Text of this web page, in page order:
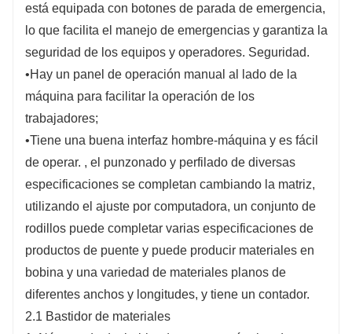
está equipada con botones de parada de emergencia,
lo que facilita el manejo de emergencias y garantiza la
seguridad de los equipos y operadores. Seguridad.
•Hay un panel de operación manual al lado de la
máquina para facilitar la operación de los
trabajadores;
•Tiene una buena interfaz hombre-máquina y es fácil
de operar. , el punzonado y perfilado de diversas
especificaciones se completan cambiando la matriz,
utilizando el ajuste por computadora, un conjunto de
rodillos puede completar varias especificaciones de
productos de puente y puede producir materiales en
bobina y una variedad de materiales planos de
diferentes anchos y longitudes, y tiene un contador.
2.1 Bastidor de materiales